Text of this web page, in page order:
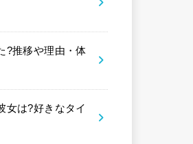
?推移や理由・体
女は?好きなタイ